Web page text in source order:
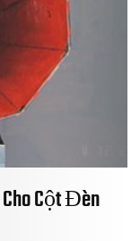
Cột Đèn